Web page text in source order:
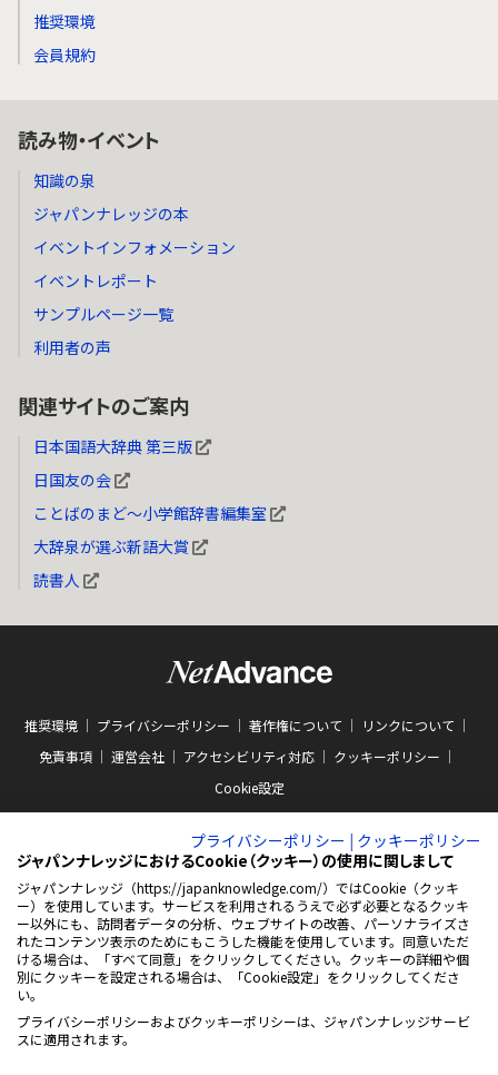
推奨環境
会員規約
読み物・イベント
知識の泉
ジャパンナレッジの本
イベントインフォメーション
イベントレポート
サンプルページ一覧
利用者の声
関連サイトのご案内
日本国語大辞典 第三版
日国友の会
ことばのまど～小学館辞書編集室
大辞泉が選ぶ新語大賞
読書人
推奨環境 プライバシーポリシー 著作権について
リンクについて
免責事項
運営会社 アクセシビリティ対応
クッキーポリシー
Cookie設定
ABJマークは、この電子書店・電子書籍配信サービスが、著作権者からコンテン
ツ使用許諾を得た正規版配信サービスであることを示す商標（登録番号 第
10981000号）です。ABJマークの詳細、ABJマークを掲示しているサービスの一
覧はこちらをご覧ください。
AEBS 電子出版制作・流通協議会
https://aebs.or.jp/
新
い
ウ
© 2001-2026 NetAdvance Inc. All rights reserved.
プライバシーポリシー | クッキーポリシー
ジャパンナレッジにおけるCookie（クッキー）の使用に関しまして
ジャパンナレッジ（https://japanknowledge.com/）ではCookie（クッキ
ー）を使用しています。サービスを利用されるうえで必ず必要となるクッキ
ー以外にも、訪問者データの分析、ウェブサイトの改善、パーソナライズさ
れたコンテンツ表示のためにもこうした機能を使用しています。同意いただ
ける場合は、「すべて同意」をクリックしてください。クッキーの詳細や個
別にクッキーを設定される場合は、「Cookie設定」をクリックしてくださ
い。
プライバシーポリシーおよびクッキーポリシーは、ジャパンナレッジサービ
スに適用されます。